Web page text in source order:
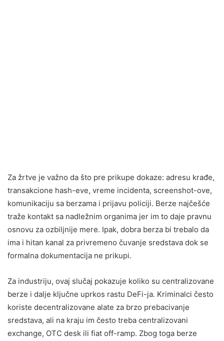
Za žrtve je važno da što pre prikupe dokaze: adresu krađe,
transakcione hash-eve, vreme incidenta, screenshot-ove,
komunikaciju sa berzama i prijavu policiji. Berze najčešće
traže kontakt sa nadležnim organima jer im to daje pravnu
osnovu za ozbiljnije mere. Ipak, dobra berza bi trebalo da
ima i hitan kanal za privremeno čuvanje sredstava dok se
formalna dokumentacija ne prikupi.
Za industriju, ovaj slučaj pokazuje koliko su centralizovane
berze i dalje ključne uprkos rastu DeFi-ja. Kriminalci često
koriste decentralizovane alate za brzo prebacivanje
sredstava, ali na kraju im često treba centralizovani
exchange, OTC desk ili fiat off-ramp. Zbog toga berze